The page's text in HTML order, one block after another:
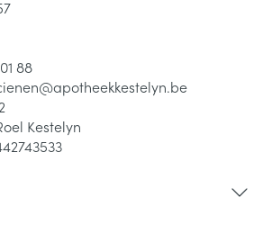
88
apotheekkestelyn.be
Kestelyn